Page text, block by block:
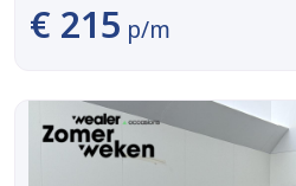
€ 215 p/m